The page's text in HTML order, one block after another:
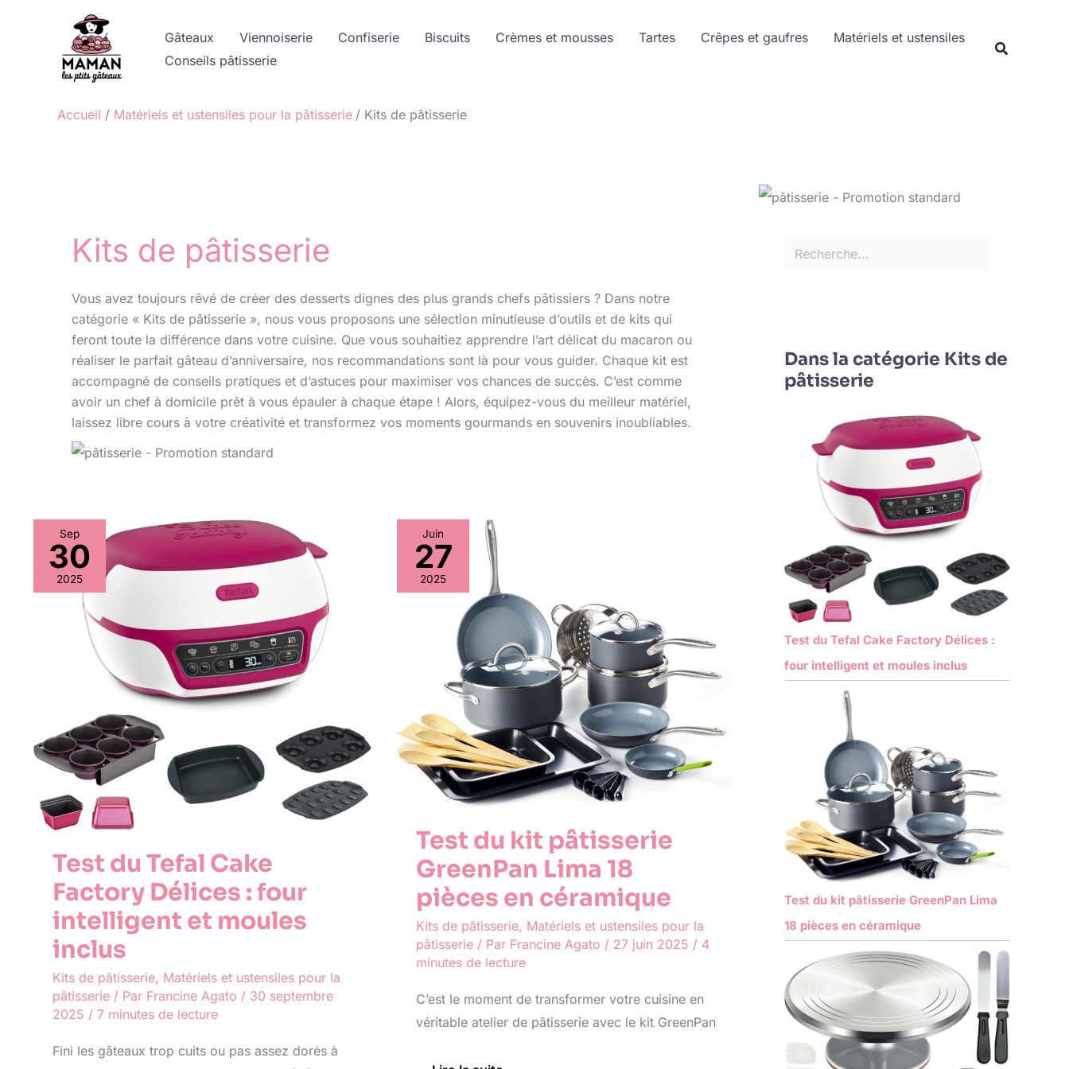
Gâteaux Viennoiserie Confiserie Biscuits Crèmes et mousses Tartes Crêpes et gaufres
Matériels et ustensiles
Conseils pâtisserie
Accueil Matériels et ustensiles pour la pâtisserie Kits de pâtisserie
Kits de pâtisserie
Vous avez toujours rêvé de créer des desserts dignes des plus grands chefs pâtissiers ? Dans notre
catégorie « Kits de pâtisserie », nous vous proposons une sélection minutieuse d’outils et de kits qui
feront toute la différence dans votre cuisine. Que vous souhaitiez apprendre l’art délicat du macaron ou
réaliser le parfait gâteau d’anniversaire, nos recommandations sont là pour vous guider. Chaque kit est
accompagné de conseils pratiques et d’astuces pour maximiser vos chances de succès. C’est comme
avoir un chef à domicile prêt à vous épauler à chaque étape ! Alors, équipez-vous du meilleur matériel,
laissez libre cours à votre créativité et transformez vos moments gourmands en souvenirs inoubliables.
Sep
30
2025
Test du Tefal Cake
Factory Délices : four
intelligent et moules
inclus
Kits de pâtisserie, Matériels et ustensiles pour la
pâtisserie / Par Francine Agato / 30 septembre
2025 / 7 minutes de lecture
Fini les gâteaux trop cuits ou pas assez dorés à
Test
du
Tefal
Cake
Factory
Délices
intelligent
moules
inclus
Juin
27
2025
Test du kit pâtisserie
GreenPan Lima 18
pièces en céramique
Kits de pâtisserie, Matériels et ustensiles pour la
pâtisserie / Par Francine Agato / 27 juin 2025 / 4
minutes de lecture
C’est le moment de transformer votre cuisine en
véritable atelier de pâtisserie avec le kit GreenPan
Test
du
kit
pâtisserie
GreenPan
Lima
pièces
en
céramique
Dans la catégorie Kits de
pâtisserie
Test du Tefal Cake Factory Délices :
four intelligent et moules inclus
Test du kit pâtisserie GreenPan Lima
18 pièces en céramique